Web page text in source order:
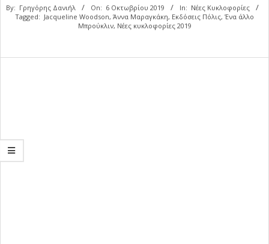
By: Γρηγόρης Δανιήλ On: 6 Οκτωβρίου 2019 In: Νέες Κυκλοφορίες
Tagged: Jacqueline Woodson, Άννα Μαραγκάκη, Εκδόσεις Πόλις, Ένα άλλο
Μπρούκλιν, Νέες κυκλοφορίες 2019